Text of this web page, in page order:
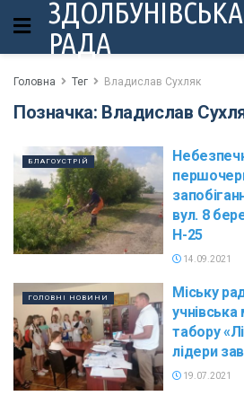
РАДА
Головна Тег Владислав Сухляк
Позначка: Владислав
БЛАГОУСТРІЙ
вул. 8
Н-25
14.09.2021
ГОЛОВНІ НОВИНИ
Міську
табору
лідери
19.07.2021